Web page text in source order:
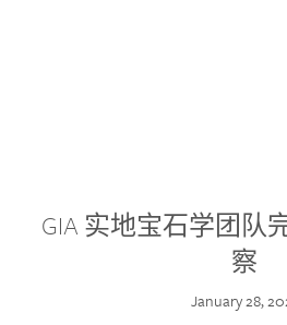
GIA 实地宝石学团队
察
January 28,